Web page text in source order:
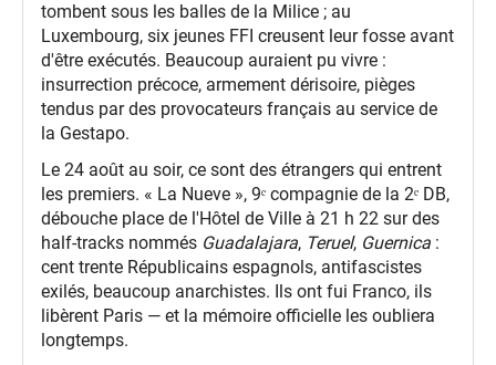
tombent sous les balles de la Milice ; au
Luxembourg, six jeunes FFI creusent leur fosse avant
d'être exécutés. Beaucoup auraient pu vivre :
insurrection précoce, armement dérisoire, pièges
tendus par des provocateurs français au service de
la Gestapo.
Le 24 août au soir, ce sont des étrangers qui entrent
les premiers. « La Nueve », 9ᵉ compagnie de la 2ᵉ DB,
débouche place de l'Hôtel de Ville à 21 h 22 sur des
half-tracks nommés Guadalajara, Teruel, Guernica :
cent trente Républicains espagnols, antifascistes
exilés, beaucoup anarchistes. Ils ont fui Franco, ils
libèrent Paris — et la mémoire officielle les oubliera
longtemps.